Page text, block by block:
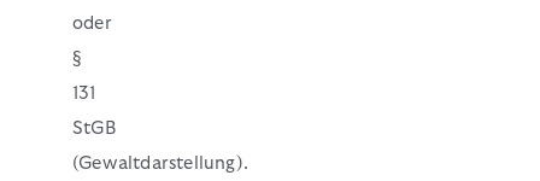
oder
§
131
StGB
(Gewaltdarstellung).